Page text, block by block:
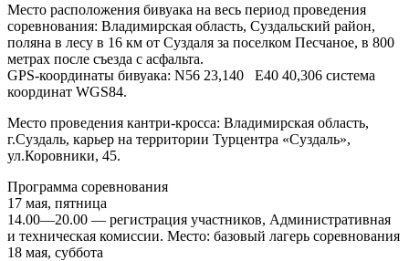
Место расположения бивуака на весь период проведения
соревнования: Владимирская область, Суздальский район,
поляна в лесу в 16 км от Суздаля за поселком Песчаное, в 800
метрах после съезда с асфальта.
GPS-координаты бивуака: N56 23,140 Е40 40,306 система
координат WGS84.
Место проведения кантри-кросса: Владимирская область,
г.Суздаль, карьер на территории Турцентра «Суздаль»,
ул.Коровники, 45.
Программа соревнования
17 мая, пятница
14.00—20.00 — регистрация участников, Административная
и техническая комиссии. Место: базовый лагерь соревнования
18 мая, суббота